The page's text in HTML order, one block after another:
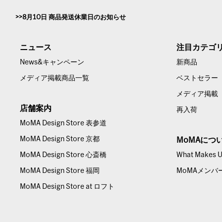
8月10日 商品発送休業日のお知らせ
ニュース
News&キャンペーン
メディア掲載商品一覧
店舗案内
MoMA Design Store 表参道
MoMA Design Store 京都
MoMA Design Store 心斎橋
MoMA Design Store 福岡
MoMA Design Store at ロフト
注目カテゴ
新商品
ベストセラー
メディア掲載
再入荷
MoMAにつ
What Makes
MoMAメンバ